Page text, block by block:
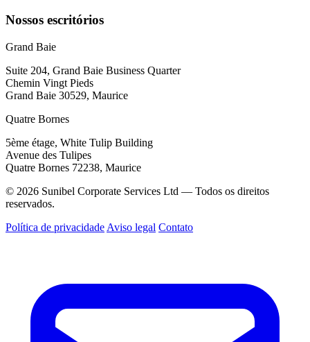
Nossos escritórios
Grand Baie
Suite 204, Grand Baie Business Quarter
Chemin Vingt Pieds
Grand Baie 30529, Maurice
Quatre Bornes
5ème étage, White Tulip Building
Avenue des Tulipes
Quatre Bornes 72238, Maurice
© 2026 Sunibel Corporate Services Ltd — Todos os direitos
reservados.
Política de privacidade Aviso legal Contato